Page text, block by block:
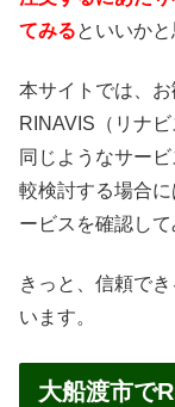
てみるといいかと
本サイトでは、
RINAVIS（リナ
同じようなサー
較検討する場合
ービスを確認して
きっと、信頼で
います。
大船渡市で